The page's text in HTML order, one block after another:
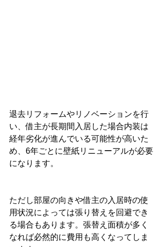
退去リフォームやリノベーションを行
い、借主が長期間入居した場合内装は
経年劣化が進んでいる可能性が高いた
め、6年ごとに壁紙リニューアルが必要
になります。
ただし部屋の向きや借主の入居時の使
用状況によっては張り替えを回避でき
る場合もあります。張替え面積が多く
なれば必然的に費用も高くなってしま